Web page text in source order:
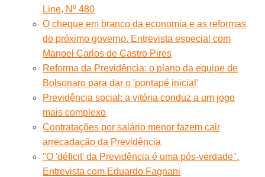
Line, Nº 480
O cheque em branco da economia e as reformas
do próximo governo. Entrevista especial com
Manoel Carlos de Castro Pires
Reforma da Previdência: o plano da equipe de
Bolsonaro para dar o 'pontapé inicial'
Previdência social: a vitória conduz a um jogo
mais complexo
Contratações por salário menor fazem cair
arrecadação da Previdência
"O 'déficit' da Previdência é uma pós-verdade".
Entrevista com Eduardo Fagnani